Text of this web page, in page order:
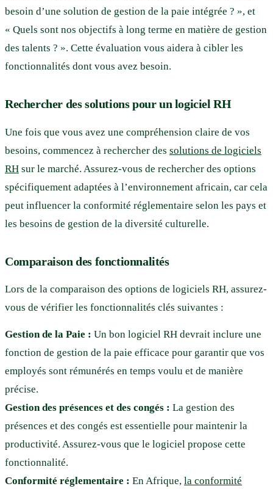
besoin d’une solution de gestion de la paie intégrée ? », et
« Quels sont nos objectifs à long terme en matière de gestion
des talents ? ». Cette évaluation vous aidera à cibler les
fonctionnalités dont vous avez besoin.
Rechercher des solutions pour un logiciel RH
Une fois que vous avez une compréhension claire de vos
besoins, commencez à rechercher des solutions de logiciels
RH sur le marché. Assurez-vous de rechercher des options
spécifiquement adaptées à l’environnement africain, car cela
peut influencer la conformité réglementaire selon les pays et
les besoins de gestion de la diversité culturelle.
Comparaison des fonctionnalités
Lors de la comparaison des options de logiciels RH, assurez-
vous de vérifier les fonctionnalités clés suivantes :
Gestion de la Paie : Un bon logiciel RH devrait inclure une
fonction de gestion de la paie efficace pour garantir que vos
employés sont rémunérés en temps voulu et de manière
précise.
Gestion des présences et des congés : La gestion des
présences et des congés est essentielle pour maintenir la
productivité. Assurez-vous que le logiciel propose cette
fonctionnalité.
Conformité réglementaire : En Afrique, la conformité